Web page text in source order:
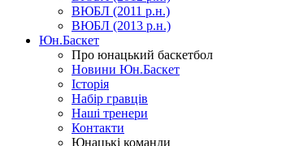
ВЮБЛ (2011 р.н.)
ВЮБЛ (2013 р.н.)
Юн.Баскет
Про юнацький баскетбол
Новини Юн.Баскет
Історія
Набір гравців
Наші тренери
Контакти
Юнацькі команди